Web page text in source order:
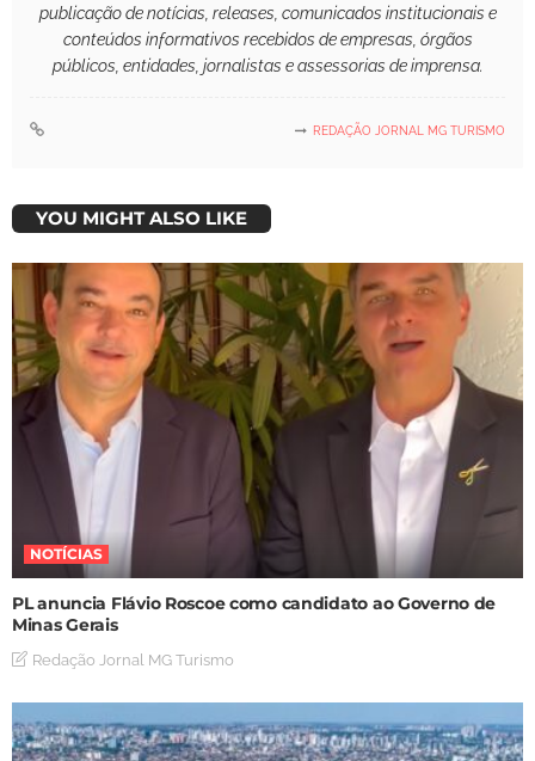
publicação de notícias, releases, comunicados institucionais e
conteúdos informativos recebidos de empresas, órgãos
públicos, entidades, jornalistas e assessorias de imprensa.
REDAÇÃO JORNAL MG TURISMO
YOU MIGHT ALSO LIKE
NOTÍCIAS
PL anuncia Flávio Roscoe como candidato ao Governo de
Minas Gerais
Redação Jornal MG Turismo